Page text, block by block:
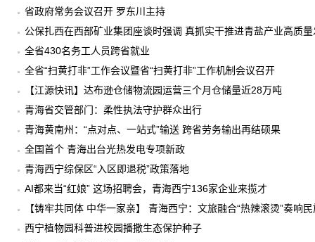
省政府常务会议召开 罗东川主持
公保扎西在西部矿业集团座谈时强调 真抓实干推进青盐产业高质量
全省430名务工人员跨省就业
全省“扫黄打非”工作会议暨省“扫黄打非”工作机制会议召开
【江源快讯】达布逊仓储物流园运营三个月仓储量近28万吨
青海省交管部门：柔性执法守护群众出行
青海黄南州：“点对点、一站式”输送 跨省劳务输出再结硕果
全国首个 青海出台光热发电专项新政
青海西宁综保区“入区即退税”政策落地
AI都来当“红娘” 这场招聘会，青海西宁136家企业来揽才
【铸牢共同体 中华一家亲】 青海西宁：文旅融合“热辣滚烫”奏响
西宁植物园科普进校园播撒生态保护种子